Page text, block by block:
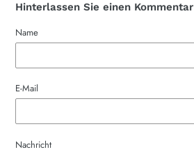
Hinterlassen Sie einen Kommentar
Name
E-Mail
Nachricht